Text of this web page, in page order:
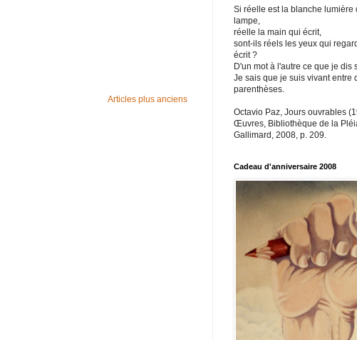
Articles plus anciens
Si réelle est la blanche lumière
lampe,
réelle la main qui écrit,
sont-ils réels les yeux qui
écrit ?
D'un mot à l'autre ce que je dis
Je sais que je suis vivant entre
parenthèses.
Octavio Paz, Jours ouvrables
Œuvres, Bibliothèque de la
Gallimard, 2008, p. 209.
Cadeau d'anniversaire 2008